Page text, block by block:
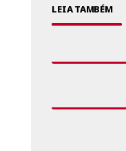
LEIA TAMBÉM